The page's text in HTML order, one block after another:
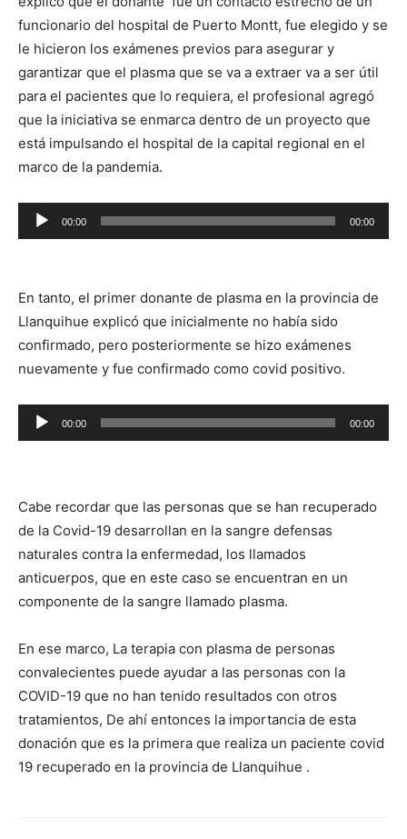
funcionario del hospital de Puerto Montt, fue elegido y se
le hicieron los exámenes previos para asegurar y
garantizar que el plasma que se va a extraer va a ser útil
para el pacientes que lo requiera, el profesional agregó
que la iniciativa se enmarca dentro de un proyecto que
está impulsando el hospital de la capital regional en el
marco de la pandemia.
Reproductor
de
00:00 00:00
En tanto, el primer donante de plasma en la provincia de
Llanquihue explicó que inicialmente no había sido
confirmado, pero posteriormente se hizo exámenes
nuevamente y fue confirmado como covid positivo.
Reproductor
de
00:00 00:00
Cabe recordar que las personas que se han recuperado
de la Covid-19 desarrollan en la sangre defensas
naturales contra la enfermedad, los llamados
anticuerpos, que en este caso se encuentran en un
componente de la sangre llamado plasma.
En ese marco, La terapia con plasma de personas
convalecientes puede ayudar a las personas con la
COVID-19 que no han tenido resultados con otros
tratamientos, De ahí entonces la importancia de esta
donación que es la primera que realiza un paciente covid
19 recuperado en la provincia de Llanquihue .